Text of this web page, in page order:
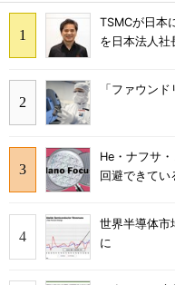
TSMCが日本
を日本法人社
「ファウン
He・ナフサ
回避できてい
世界半導体
に